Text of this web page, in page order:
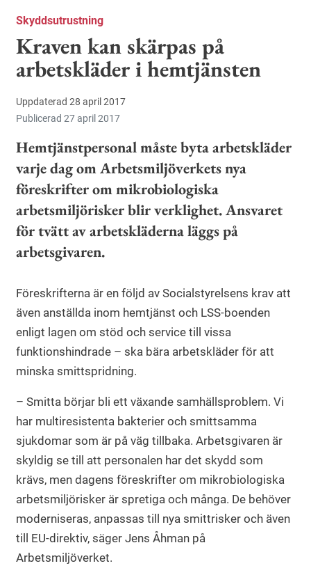
Skyddsutrustning
Kraven kan skärpas på
arbetskläder i hemtjänsten
Uppdaterad 28 april 2017
Publicerad 27 april 2017
Hemtjänstpersonal måste byta arbetskläder
varje dag om Arbetsmiljöverkets nya
föreskrifter om mikrobiologiska
arbetsmiljörisker blir verklighet. Ansvaret
för tvätt av arbetskläderna läggs på
arbetsgivaren.
Föreskrifterna är en följd av Socialstyrelsens krav att
även anställda inom hemtjänst och LSS-boenden
enligt lagen om stöd och service till vissa
funktionshindrade – ska bära arbetskläder för att
minska smittspridning.
– Smitta börjar bli ett växande samhällsproblem. Vi
har multiresistenta bakterier och smittsamma
sjukdomar som är på väg tillbaka. Arbetsgivaren är
skyldig se till att personalen har det skydd som
krävs, men dagens föreskrifter om mikrobiologiska
arbetsmiljörisker är spretiga och många. De behöver
moderniseras, anpassas till nya smittrisker och även
till EU-direktiv, säger Jens Åhman på
Arbetsmiljöverket.